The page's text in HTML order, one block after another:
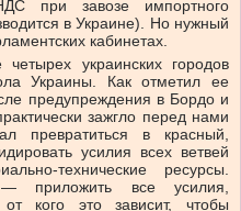
при завозе импортного
в Украине). Но нужный
кабинетах.
украинских городов
Украины. Как отметил ее
предупреждения в Бордо и
зажгло перед нами
превратиться в красный,
усилия всех ветвей
технические ресурсы.
приложить все усилия,
кого это зависит, чтобы